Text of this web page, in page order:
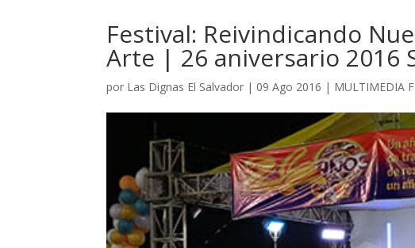
Festival: Reivindicando
Arte | 26 aniversario 2016
por Las Dignas El Salvador | 09 Ago 2016 | MULTIMEDIA